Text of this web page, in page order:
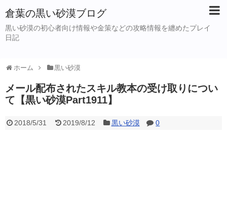
倉葉の黒い砂漠ブログ
黒い砂漠の初心者向け情報や金策などの攻略情報を纏めたプレイ
日記
ホーム 黒い砂漠
メール配布されたスキル教本の受け取りについ
て【黒い砂漠Part1911】
2018/5/31 2019/8/12 黒い砂漠 0